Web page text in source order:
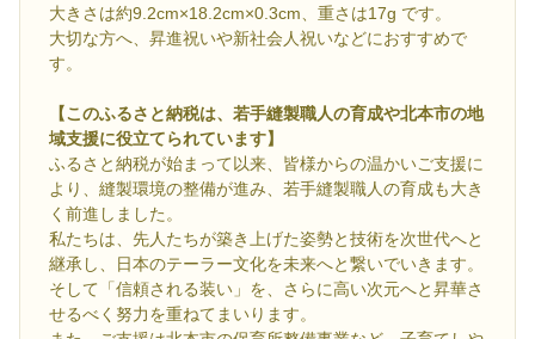
大きさは約9.2cm×18.2cm×0.3cm、重さは17g です。
大切な方へ、昇進祝いや新社会人祝いなどにおすすめで
す。
【このふるさと納税は、若手縫製職人の育成や北本市の地
域支援に役立てられています】
ふるさと納税が始まって以来、皆様からの温かいご支援に
より、縫製環境の整備が進み、若手縫製職人の育成も大き
く前進しました。
私たちは、先人たちが築き上げた姿勢と技術を次世代へと
継承し、日本のテーラー文化を未来へと繋いでいきます。
そして「信頼される装い」を、さらに高い次元へと昇華さ
せるべく努力を重ねてまいります。